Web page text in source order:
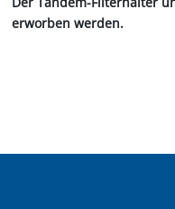
erworben werden.